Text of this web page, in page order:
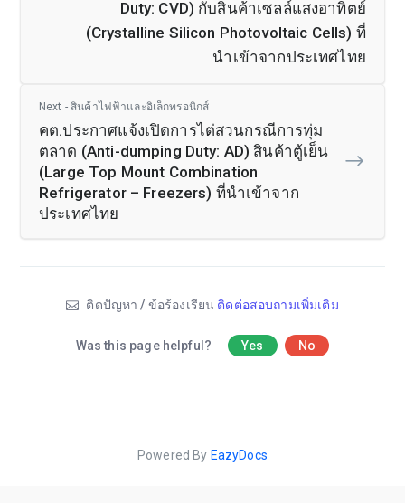
Duty: CVD) กับสินค้าเซลล์แสงอาทิตย์
(Crystalline Silicon Photovoltaic Cells) ที่
นำเข้าจากประเทศไทย
Next - สินค้าไฟฟ้าและอิเล็กทรอนิกส์
คต.ประกาศแจ้งเปิดการไต่สวนกรณีการทุ่ม
ตลาด (Anti-dumping Duty: AD) สินค้าตู้เย็น
(Large Top Mount Combination
Refrigerator – Freezers) ที่นำเข้าจาก
ประเทศไทย
ติดปัญหา / ข้อร้องเรียน ติดต่อสอบถามเพิ่มเติม
Was this page helpful? Yes No
Powered By EazyDocs